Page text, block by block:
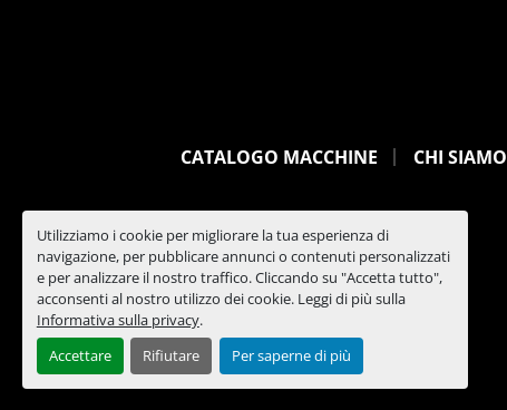
Utilizziamo i cookie per migliorare la tua esperienza di
navigazione, per pubblicare annunci o contenuti personalizzati
e per analizzare il nostro traffico. Cliccando su "Accetta tutto",
acconsenti al nostro utilizzo dei cookie. Leggi di più sulla
Informativa sulla privacy.
Accettare
Rifiutare Per saperne di più
CATALOGO MACCHINE CHI SIAMO